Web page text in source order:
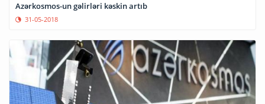
Azərkosmos-un gəlirləri kəskin artıb
31-05-2018